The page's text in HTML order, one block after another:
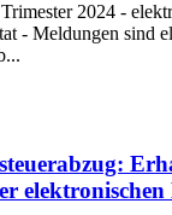
2024 -
- Meldungen sind
elektronischen